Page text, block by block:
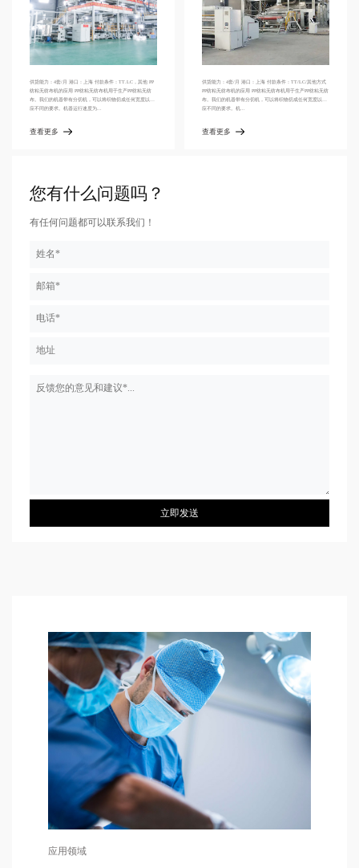
口：上海 付款条件：TT.LC，其他 PP
PP纺粘无纺布机用于生产PP纺粘无纺
分切机，可以将织物切成任何宽度以适
运行速度为...
供货能力：4套/月 港口：上海 付款条件：TT/LC/其他方式
PP纺粘无纺布机的应用 PP纺粘无纺布机用于生产PP纺粘无纺
布。我们的机器带有分切机，可以将织物切成任何宽度以适
供货能力：4套/月 港口
PP纺粘无纺布机的应用
布。我们的机器带有分
您有什么问题吗？
有任何问题都可以联系我们！
立即发送
应用领域